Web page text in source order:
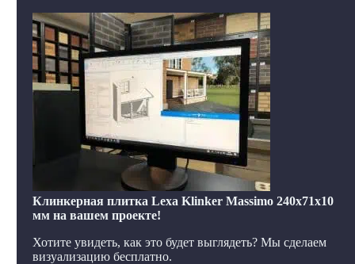
Клинкерная плитка Lexa Klinker Massimo 240x71x10
мм на вашем проекте!
Хотите увидеть, как это будет выглядеть? Мы сделаем
визуализацию бесплатно.